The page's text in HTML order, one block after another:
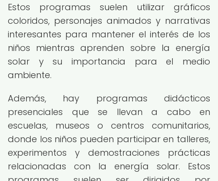
Estos programas suelen utilizar gráficos
coloridos, personajes animados y narrativas
interesantes para mantener el interés de los
niños mientras aprenden sobre la energía
solar y su importancia para el medio
ambiente.
Además, hay programas didácticos
presenciales que se llevan a cabo en
escuelas, museos o centros comunitarios,
donde los niños pueden participar en talleres,
experimentos y demostraciones prácticas
relacionadas con la energía solar. Estos